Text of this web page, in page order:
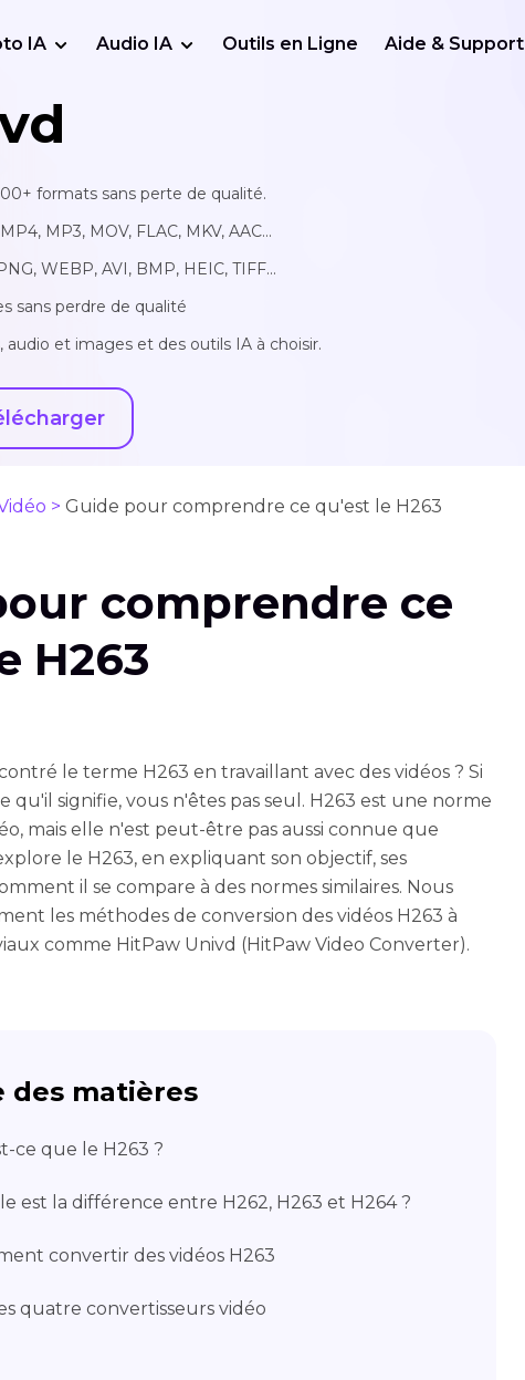
IA Audio IA Outils en Ligne Aide & Support
formats sans perte de qualité.
MP3, MOV, FLAC, MKV, AAC...
WEBP, AVI, BMP, HEIC, TIFF...
sans perdre de qualité
et images et des outils IA à choisir.
> Guide pour comprendre ce qu'est le H263
comprendre ce
H263
le terme H263 en travaillant avec des vidéos ? Si
qu'il signifie, vous n'êtes pas seul. H263 est une norme
mais elle n'est peut-être pas aussi connue que
le H263, en expliquant son objectif, ses
il se compare à des normes similaires. Nous
les méthodes de conversion des vidéos H263 à
comme HitPaw Univd (HitPaw Video Converter).
des matières
ce que le H263 ?
est la différence entre H262, H263 et H264 ?
convertir des vidéos H263
quatre convertisseurs vidéo